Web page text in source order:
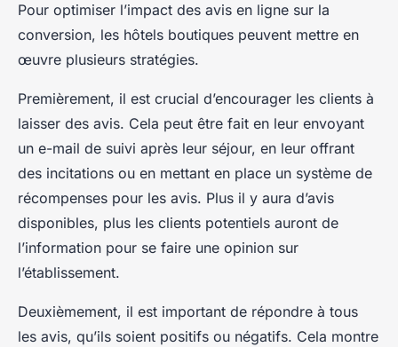
Pour optimiser l’impact des avis en ligne sur la
conversion, les hôtels boutiques peuvent mettre en
œuvre plusieurs stratégies.
Premièrement, il est crucial d’encourager les clients à
laisser des avis. Cela peut être fait en leur envoyant
un e-mail de suivi après leur séjour, en leur offrant
des incitations ou en mettant en place un système de
récompenses pour les avis. Plus il y aura d’avis
disponibles, plus les clients potentiels auront de
l’information pour se faire une opinion sur
l’établissement.
Deuxièmement, il est important de répondre à tous
les avis, qu’ils soient positifs ou négatifs. Cela montre